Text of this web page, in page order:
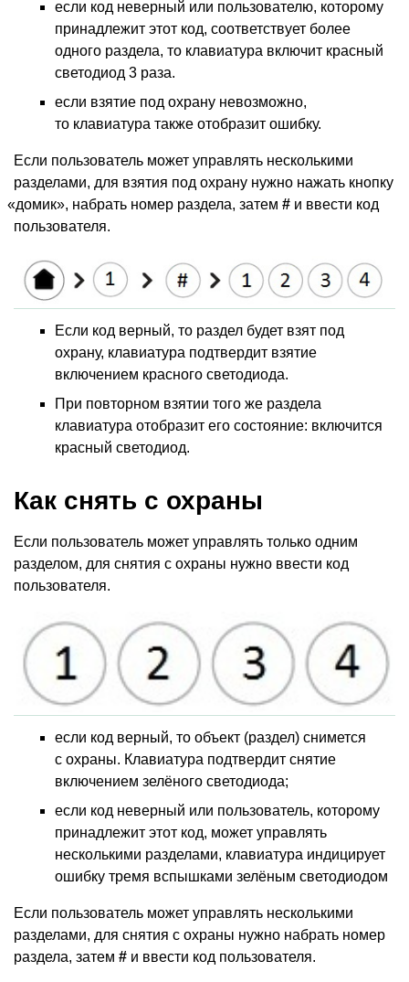
если код неверный или пользователю, которому
принадлежит этот код, соответствует более
одного раздела, то клавиатура включит красный
светодиод 3 раза.
если взятие под охрану невозможно,
то клавиатура также отобразит ошибку.
Если пользователь может управлять несколькими
разделами, для взятия под охрану нужно нажать кнопку
«домик», набрать номер раздела, затем #и ввести код
пользователя.
Если код верный, то раздел будет взят под
охрану, клавиатура подтвердит взятие
включением красного светодиода.
При повторном взятии того же раздела
клавиатура отобразит его состояние: включится
красный светодиод.
Как снять с охраны
Если пользователь может управлять только одним
разделом, для снятия с охраны нужно ввести код
пользователя.
если код верный, то объект (раздел) снимется
с охраны. Клавиатура подтвердит снятие
включением зелёного светодиода;
если код неверный или пользователь, которому
принадлежит этот код, может управлять
несколькими разделами, клавиатура индицирует
ошибку тремя вспышками зелёным светодиодом
Если пользователь может управлять несколькими
разделами, для снятия с охраны нужно набрать номер
раздела, затем # и ввести код пользователя.